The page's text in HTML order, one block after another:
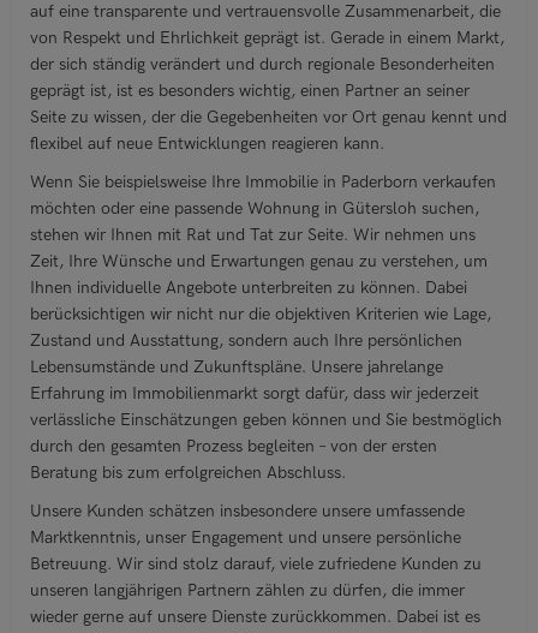
auf eine transparente und vertrauensvolle Zusammenarbeit, die
von Respekt und Ehrlichkeit geprägt ist. Gerade in einem Markt,
der sich ständig verändert und durch regionale Besonderheiten
geprägt ist, ist es besonders wichtig, einen Partner an seiner
Seite zu wissen, der die Gegebenheiten vor Ort genau kennt und
flexibel auf neue Entwicklungen reagieren kann.
Wenn Sie beispielsweise Ihre Immobilie in Paderborn verkaufen
möchten oder eine passende Wohnung in Gütersloh suchen,
stehen wir Ihnen mit Rat und Tat zur Seite. Wir nehmen uns
Zeit, Ihre Wünsche und Erwartungen genau zu verstehen, um
Ihnen individuelle Angebote unterbreiten zu können. Dabei
berücksichtigen wir nicht nur die objektiven Kriterien wie Lage,
Zustand und Ausstattung, sondern auch Ihre persönlichen
Lebensumstände und Zukunftspläne. Unsere jahrelange
Erfahrung im Immobilienmarkt sorgt dafür, dass wir jederzeit
verlässliche Einschätzungen geben können und Sie bestmöglich
durch den gesamten Prozess begleiten – von der ersten
Beratung bis zum erfolgreichen Abschluss.
Unsere Kunden schätzen insbesondere unsere umfassende
Marktkenntnis, unser Engagement und unsere persönliche
Betreuung. Wir sind stolz darauf, viele zufriedene Kunden zu
unseren langjährigen Partnern zählen zu dürfen, die immer
wieder gerne auf unsere Dienste zurückkommen. Dabei ist es